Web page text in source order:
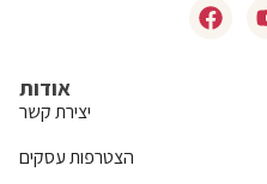
אודות
יצירת קשר
הצטרפות עסקים